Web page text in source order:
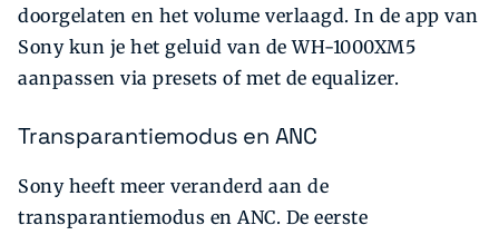
doorgelaten en het volume verlaagd. In de app van
Sony kun je het geluid van de WH-1000XM5
aanpassen via presets of met de equalizer.
Transparantiemodus en ANC
Sony heeft meer veranderd aan de
transparantiemodus en ANC. De eerste